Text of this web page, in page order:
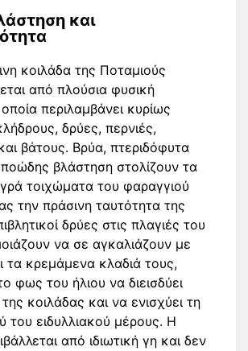
και
κοιλάδα της Ποταμιούς
από πλούσια φυσική
περιλαμβάνει κυρίως
δρύες, περνιές,
βάτους. Βρύα, πτεριδόφυτα
βλάστηση στολίζουν τα
τοιχώματα του φαραγγιού
την πράσινη ταυτότητα της
δρύες στις πλαγιές του
να σε αγκαλιάζουν με
τα κρεμάμενα κλαδιά τους,
φως του ήλιου να διεισδύει
κοιλάδας και να ενισχύει τη
του ειδυλλιακού μέρους. Η
από ιδιωτική γη και δεν